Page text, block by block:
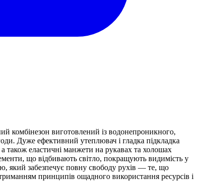
комбінезон виготовлений із водонепроникного,
Дуже ефективний утеплювач і гладка підкладка
також еластичні манжети на рукавах та холошах
що відбивають світло, покращують видимість у
який забезпечує повну свободу рухів — те, що
принципів ощадного використання ресурсів і